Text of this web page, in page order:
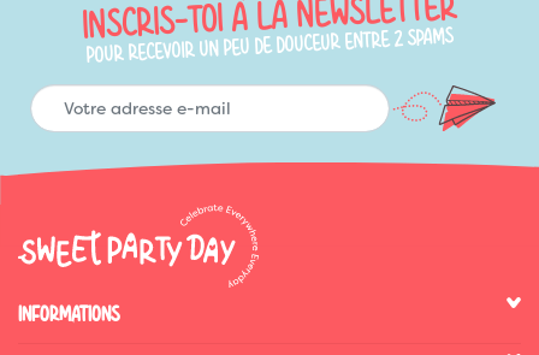
INSCRIS-TOI À LA NEWSLETTER
POUR RECEVOIR UN PEU DE DOUCEUR ENTRE 2 SPAMS
INFORMATIONS